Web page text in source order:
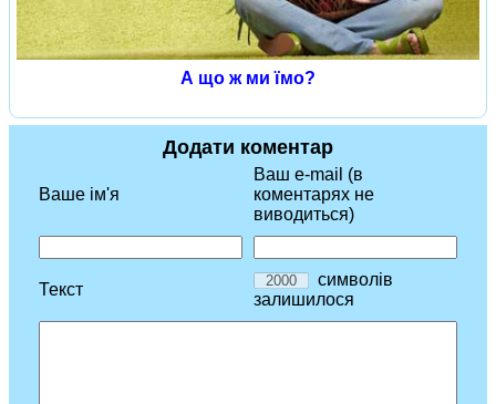
А що ж ми їмо?
Додати коментар
Ваше ім'я
Ваш e-mail (в
коментарях не
виводиться)
Текст
символів
залишилося